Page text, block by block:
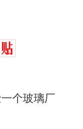
个玻璃厂